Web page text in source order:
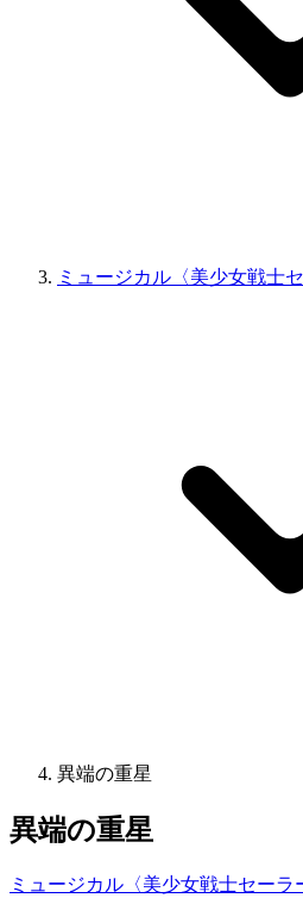
ミュージカル〈美少女戦士
異端の重星
異端の重星
ミュージカル〈美少女戦士セーラ